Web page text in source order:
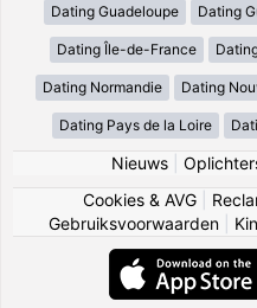
Dating Guadeloupe Dating
Dating Île-de-France
Dating Normandie Dating
Dating Pays de la Loire
Nieuws|
Cookies & AVG
Gebruiksvoorwaarden